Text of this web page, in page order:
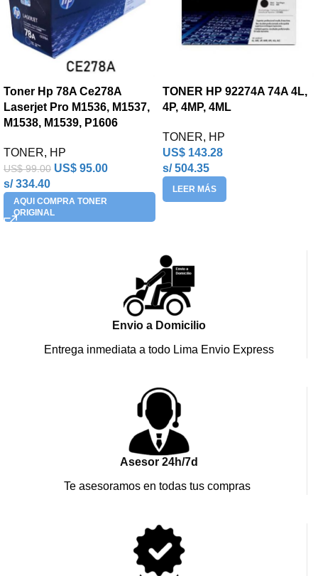
Toner Hp 78A Ce278A
Laserjet Pro M1536, M1537,
M1538, M1539, P1606
TONER, HP
US$99.00 US$ 95.00
s/ 334.40
AQUI COMPRA TONER
ORIGINAL
TONER HP 92274A 74A 4L,
4P, 4MP, 4ML
TONER, HP
US$ 143.28
s/ 504.35
LEER MÁS
Envio a Domicilio
Entrega inmediata a todo Lima Envio Express
Asesor 24h/7d
Te asesoramos en todas tus compras